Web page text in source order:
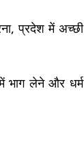
प्रदेश में अच्छी
भाग लेने और धर्म